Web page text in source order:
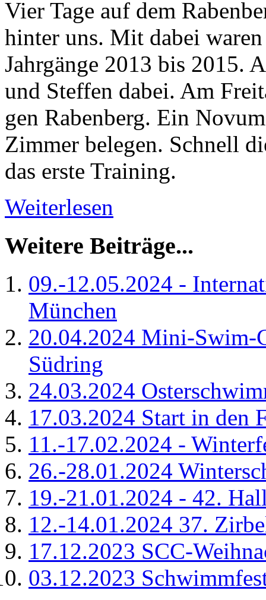
Vier Tage auf dem
hinter uns. Mit dabei
Jahrgänge 2013 bis 2015.
und Steffen dabei. Am
gen Rabenberg. Ein
Zimmer belegen. Schnell
das erste Training.
Weiterlesen
Weitere Beiträge...
09.-12.05.2024 -
München
20.04.2024 Mini-Swim-
Südring
24.03.2024
17.03.2024 Start in den
11.-17.02.2024 -
26.-28.01.2024
19.-21.01.2024 - 42.
12.-14.01.2024 37.
17.12.2023 SCC-
03.12.2023